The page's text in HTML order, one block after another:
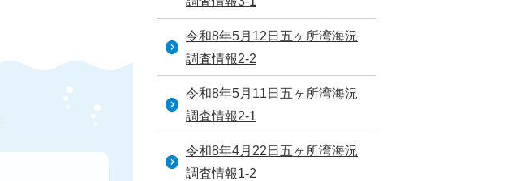
令和8年5月12日五ヶ所湾海況
調査情報2-2
令和8年5月11日五ヶ所湾海況
調査情報2-1
令和8年4月22日五ヶ所湾海況
調査情報1-2